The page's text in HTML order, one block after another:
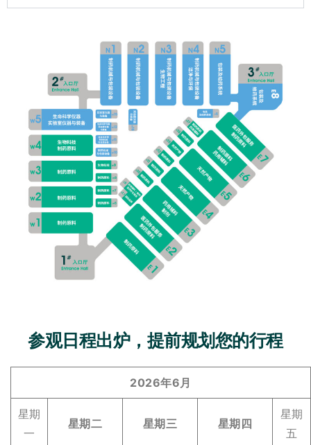
参观日程出炉，提前规划您的行程
2026年6月
星期
一
星期二 星期三 星期四
星期
五